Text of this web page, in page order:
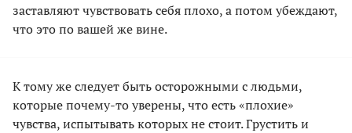
заставляют чувствовать себя плохо, а потом убеждают,
что это по вашей же вине.
К тому же следует быть осторожными с людьми,
которые почему-то уверены, что есть «плохие»
чувства, испытывать которых не стоит. Грустить и